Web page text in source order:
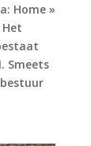
Home »
Smeets